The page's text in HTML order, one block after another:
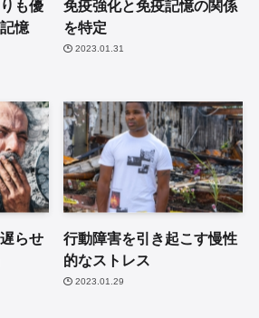
も優
憶
免疫強化と免疫記憶の関係
を特定
2023.01.31
らせ
行動障害を引き起こす慢性
的なストレス
2023.01.29